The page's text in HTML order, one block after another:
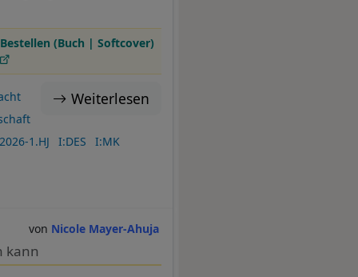
Bestellen (Buch | Softcover)
Weiterlesen
1.HJ I:DES
I:MK
Nicole Mayer-Ahuja
kann